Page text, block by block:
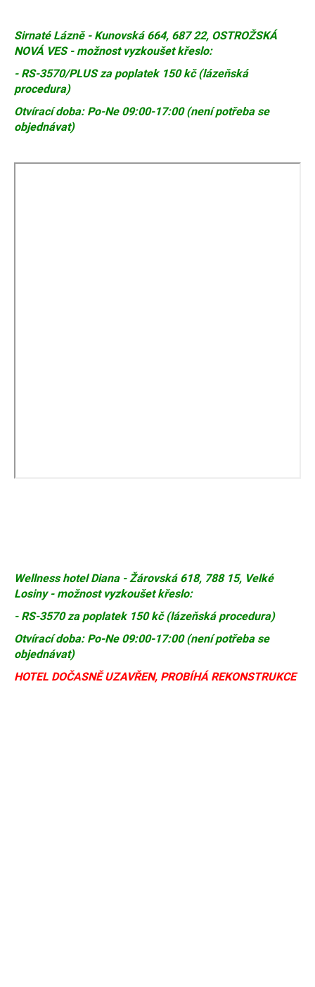
Sirnaté Lázně - Kunovská 664, 687 22, OSTROŽSKÁ
NOVÁ VES - možnost vyzkoušet křeslo:
- RS-3570/PLUS za poplatek 150 kč (lázeňská
procedura)
Otvírací doba: Po-Ne 09:00-17:00 (není potřeba se
objednávat)
Wellness hotel Diana - Žárovská 618, 788 15, Velké
Losiny - možnost vyzkoušet křeslo:
- RS-3570 za poplatek 150 kč (lázeňská procedura)
Otvírací doba: Po-Ne 09:00-17:00 (není potřeba se
objednávat)
HOTEL DOČASNĚ UZAVŘEN, PROBÍHÁ REKONSTRUKCE